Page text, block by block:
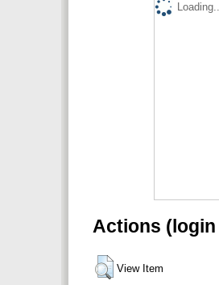
Actions
View Item